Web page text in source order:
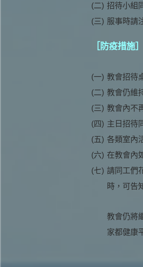
(二) 招待小組
(三) 服事時請
［防疫措施］
(一) 教會招待
(二) 教會仍維
(三) 教會內不
(四) 主日招待
(五) 各類室內
(六) 在教會內
(七) 請同工們
時，可告
教會仍將
家都健康